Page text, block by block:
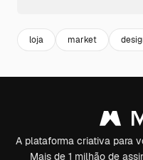
loja market
A plataforma criativa para
Mais de 1 milhão de